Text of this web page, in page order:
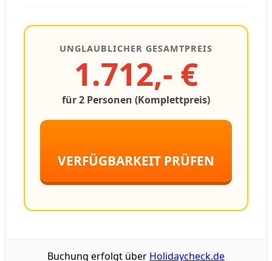
UNGLAUBLICHER GESAMTPREIS
1.712,- €
für 2 Personen (Komplettpreis)
VERFÜGBARKEIT PRÜFEN
Buchung erfolgt über Holidaycheck.de